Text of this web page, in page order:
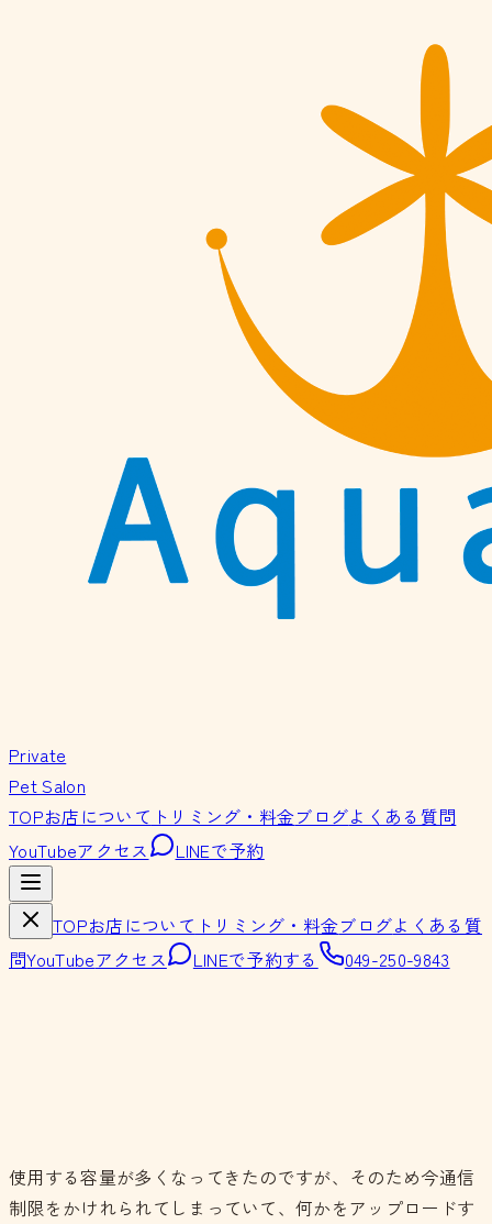
Private
Pet Salon
TOPお店について トリミング・料金ブログよくある質問
YouTubeアクセス LINEで予約
TOPお店について トリミング・料金ブログよくある質
問YouTubeアクセス LINEで予約する 049-250-9843
使用する容量が多くなってきたのですが、そのため今通信
制限をかけれられてしまっていて、何かをアップロードす